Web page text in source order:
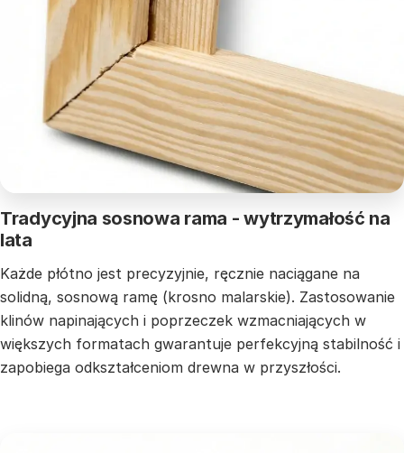
Tradycyjna sosnowa rama - wytrzymałość na
lata
Każde płótno jest precyzyjnie, ręcznie naciągane na
solidną, sosnową ramę (krosno malarskie). Zastosowanie
klinów napinających i poprzeczek wzmacniających w
większych formatach gwarantuje perfekcyjną stabilność i
zapobiega odkształceniom drewna w przyszłości.